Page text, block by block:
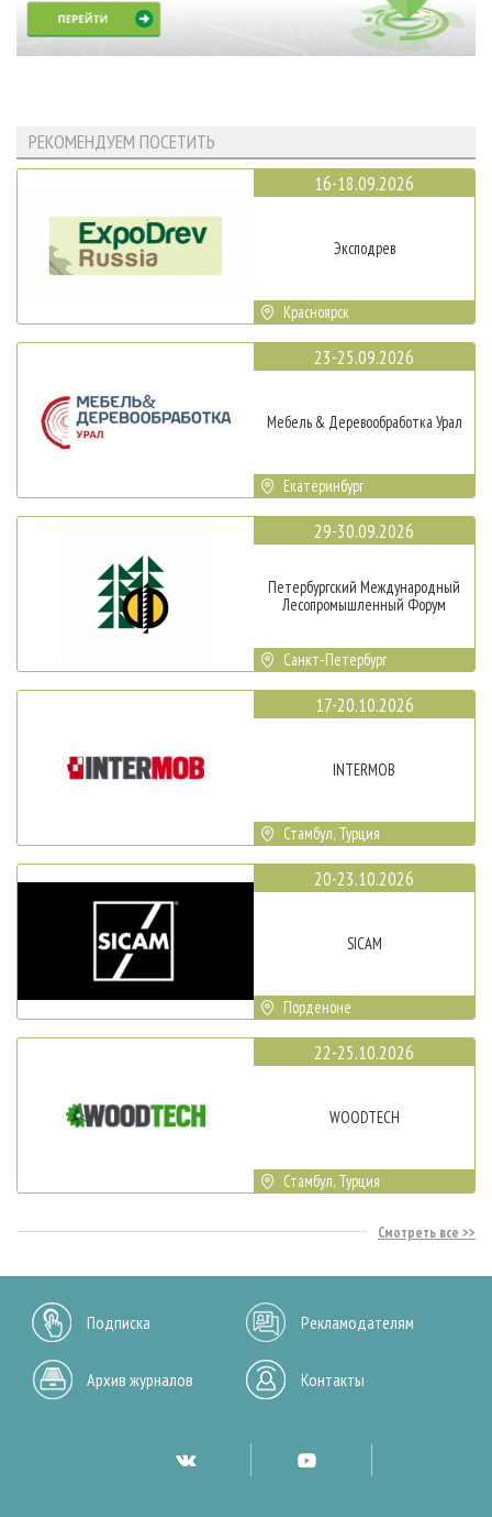
РЕКОМЕНДУЕМ ПОСЕТИТЬ
16-18.09.2026
Эксподрев
Красноярск
23-25.09.2026
Мебель & Деревообработка Урал
Екатеринбург
29-30.09.2026
Петербургский Международный
Лесопромышленный Форум
Санкт-Петербург
17-20.10.2026
INTERMOB
Стамбул, Турция
20-23.10.2026
SICAM
Порденоне
22-25.10.2026
WOODTECH
Стамбул, Турция
Смотреть все
Подписка Рекламодателям
Архив журналов Контакты